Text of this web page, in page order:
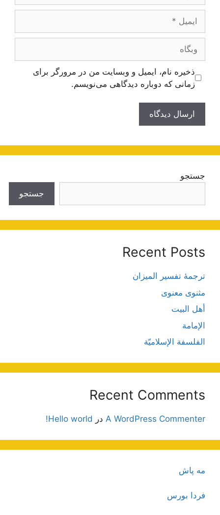
وبگاه
ذخیره نام، ایمیل و وبسایت من در مرورگر برای
زمانی که دوباره دیدگاهی می‌نویسم.
جستجو
جستجو
Recent Posts
ترجمۀ تفسیر المیزان
مثنوی معنوی
أهل البيت
الإمامة
الفلسفة الإسلاميّة
Recent Comments
A WordPress Commenter در Hello world!
مه پاش
فردا بورس